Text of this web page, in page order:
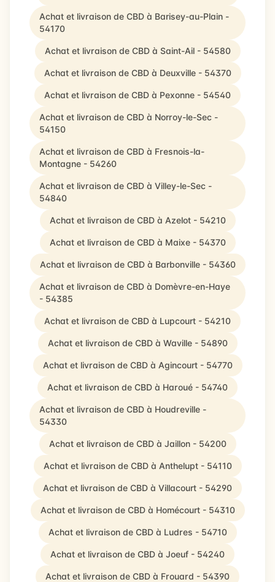
Achat et livraison de CBD à Barisey-au-Plain -
54170
Achat et livraison de CBD à Saint-Ail - 54580
Achat et livraison de CBD à Deuxville - 54370
Achat et livraison de CBD à Pexonne - 54540
Achat et livraison de CBD à Norroy-le-Sec -
54150
Achat et livraison de CBD à Fresnois-la-
Montagne - 54260
Achat et livraison de CBD à Villey-le-Sec -
54840
Achat et livraison de CBD à Azelot - 54210
Achat et livraison de CBD à Maixe - 54370
Achat et livraison de CBD à Barbonville - 54360
Achat et livraison de CBD à Domèvre-en-Haye
- 54385
Achat et livraison de CBD à Lupcourt - 54210
Achat et livraison de CBD à Waville - 54890
Achat et livraison de CBD à Agincourt - 54770
Achat et livraison de CBD à Haroué - 54740
Achat et livraison de CBD à Houdreville -
54330
Achat et livraison de CBD à Jaillon - 54200
Achat et livraison de CBD à Anthelupt - 54110
Achat et livraison de CBD à Villacourt - 54290
Achat et livraison de CBD à Homécourt - 54310
Achat et livraison de CBD à Ludres - 54710
Achat et livraison de CBD à Joeuf - 54240
Achat et livraison de CBD à Frouard - 54390